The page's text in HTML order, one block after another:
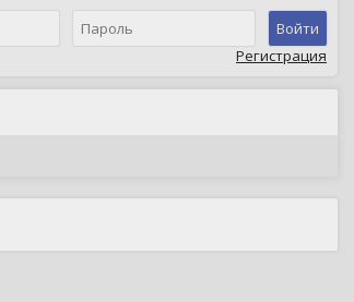
Войти
Регистрация